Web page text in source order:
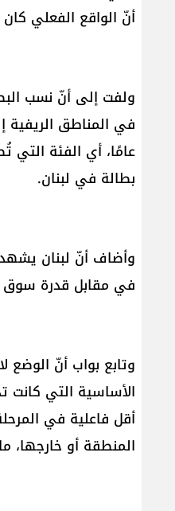
أنّ الواقع الفعلي كان يشير إلى
ولفت إلى أنّ نسب
عامًا، أي الفئة
بطالة في لبنان.
في مقابل قدرة سوق العمل على استيعاب ما
الأساسية التي كانت
أقل فاعلية في
المنطقة أو خارجها،